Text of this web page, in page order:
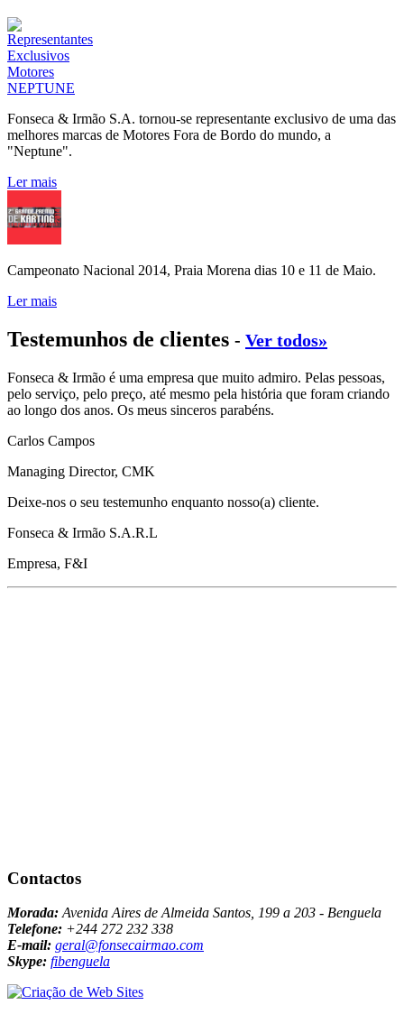
Fonseca & Irmão S.A. tornou-se representante exclusivo de uma das
melhores marcas de Motores Fora de Bordo do mundo, a
"Neptune".
Ler mais
Campeonato Nacional 2014, Praia Morena dias 10 e 11 de Maio.
Ler mais
Testemunhos de clientes - Ver todos»
Fonseca & Irmão é uma empresa que muito admiro. Pelas pessoas,
pelo serviço, pelo preço, até mesmo pela história que foram criando
ao longo dos anos. Os meus sinceros parabéns.
Carlos Campos
Managing Director, CMK
Deixe-nos o seu testemunho enquanto nosso(a) cliente.
Fonseca & Irmão S.A.R.L
Empresa, F&I
Contactos
Morada: Avenida Aires de Almeida Santos, 199 a 203 - Benguela
Telefone: +244 272 232 338
E-mail: geral@fonsecairmao.com
Skype: fibenguela